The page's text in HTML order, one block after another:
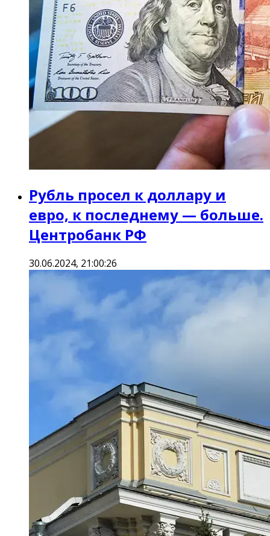
Рубль просел к доллару и
евро, к последнему — больше.
Центробанк РФ
30.06.2024, 21:00:26